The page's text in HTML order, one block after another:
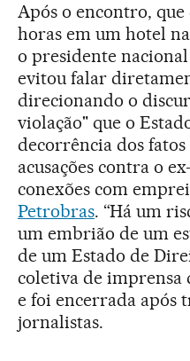
Após o encontro,
horas em um hotel
o presidente nacional
evitou falar
direcionando o
violação" que o
decorrência dos fatos
acusações contra o
conexões com
Petrobras. “Há um
um embrião de um
de um Estado de
coletiva de imprensa
e foi encerrada após
jornalistas.